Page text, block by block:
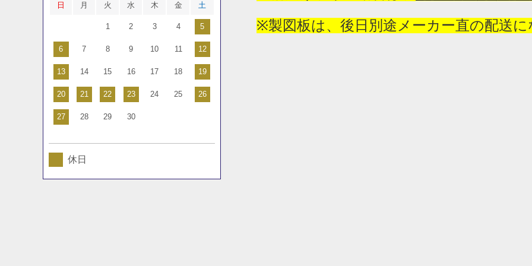
※製図板は、後日別途メーカー直の配送に
日 月 火 水 木 金 土
1 2 3 4 5
6 7 8 9 10 11 12
13 14 15 16 17 18 19
20 21 22 23 24 25 26
27 28 29 30
休日